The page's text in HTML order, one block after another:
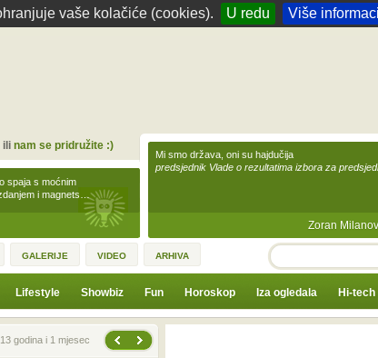
vaše kolačiće (cookies). U redu Više
spaja s moćnim
i magnets…
ili nam se pridružite :)
Mi smo država, oni su hajdučija
predsjednik Vlade o rezultatima izbora za
Zoran
GALERIJE VIDEO ARHIVA TRAŽI
Lifestyle Showbiz Fun Horoskop Iza ogledala Hi-tech
godina i 1 mjesec